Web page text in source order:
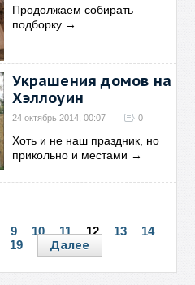
Продолжаем собирать
подборку →
Украшения домов на
Хэллоуин
24 октябрь 2014, 00:07 0
Хоть и не наш праздник, но
прикольно и местами →
9 10 11 12 13
14
19 Далее